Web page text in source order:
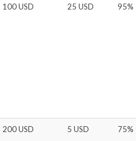
100 USD 25 USD 95%
200 USD 5 USD 75%